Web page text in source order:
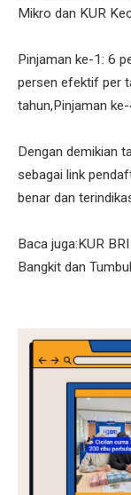
Mikro dan KUR
Pinjaman ke-1: 6
persen efektif per
tahun,Pinjaman
Dengan demikian
sebagai link
benar dan
Baca juga:KUR
Bangkit dan